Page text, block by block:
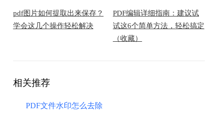
pdf图片如何提取出来保存？
学会这几个操作轻松解决
PDF编辑详细指南：建议试
试这6个简单方法，轻松搞定
（收藏）
相关推荐
PDF文件水印怎么去除